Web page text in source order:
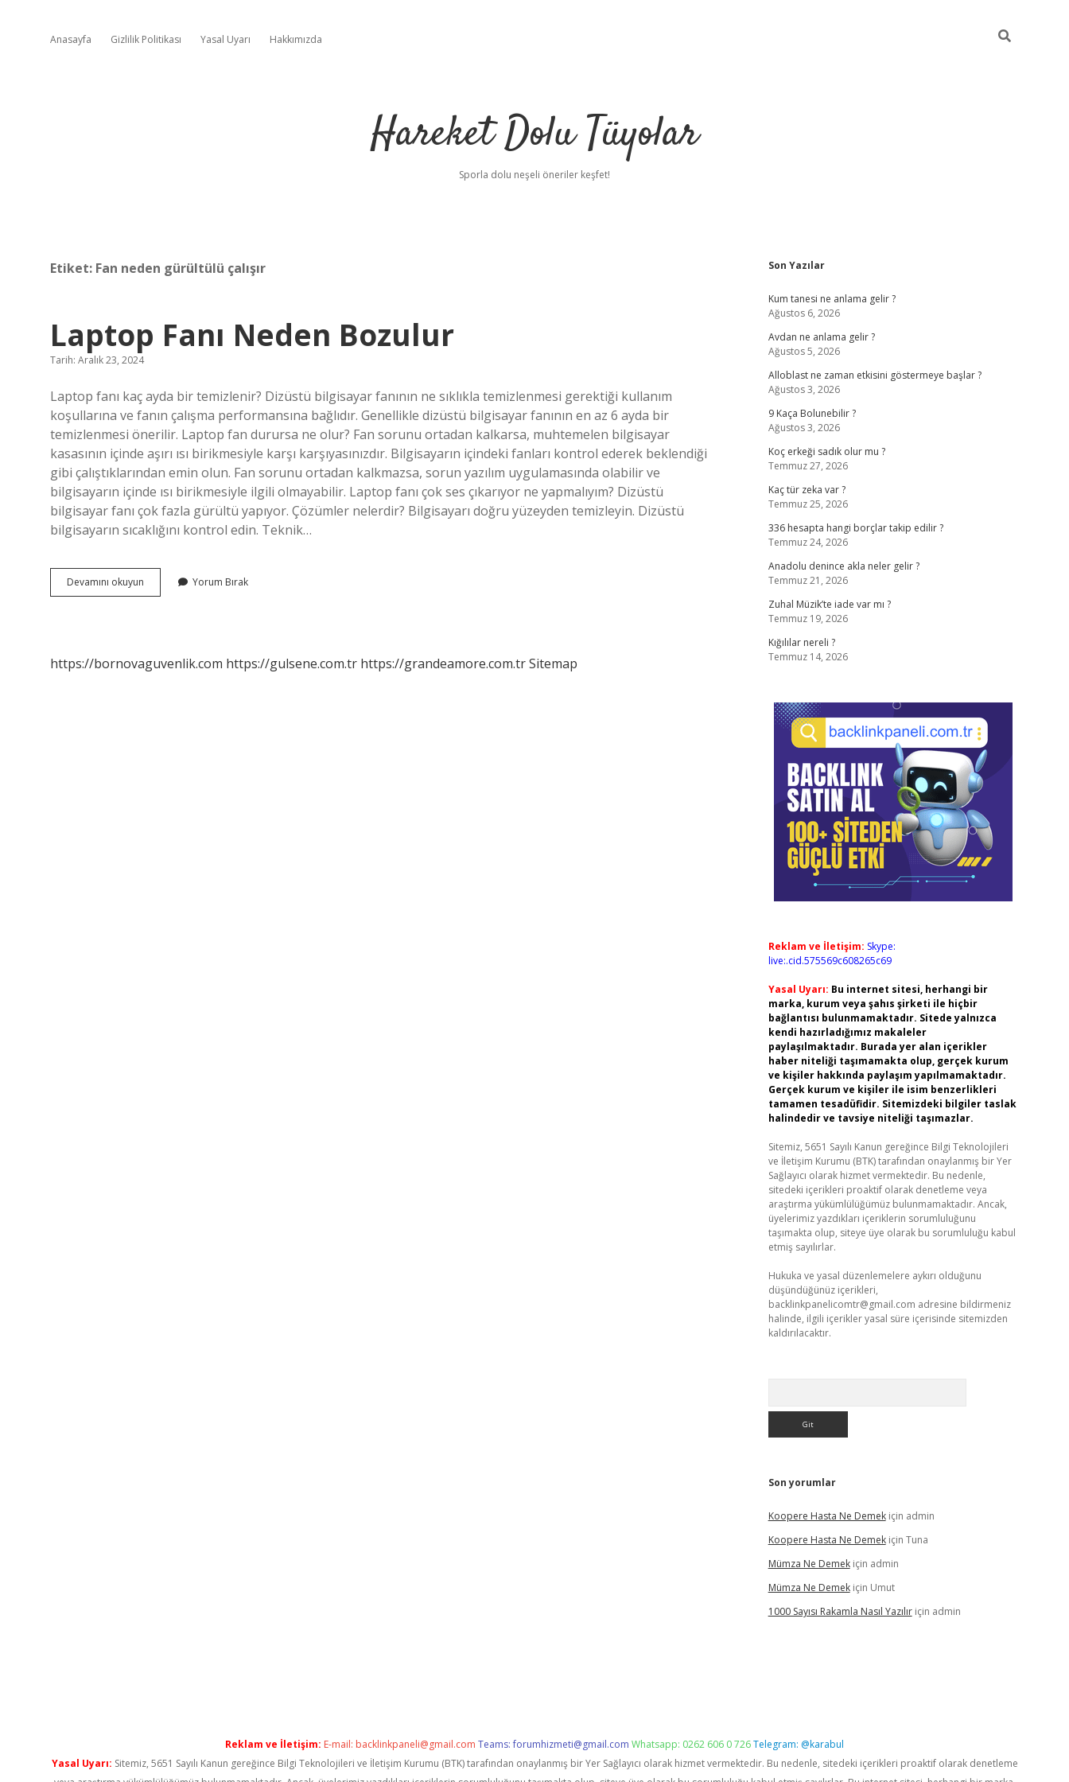
Anasayfa Gizlilik Politikası Yasal Uyarı Hakkımızda
Hareket Dolu Tüyolar
Sporla dolu neşeli öneriler keşfet!
Etiket: Fan neden gürültülü çalışır
Laptop Fanı Neden Bozulur
Tarih: Aralık 23, 2024
Laptop fanı kaç ayda bir temizlenir? Dizüstü bilgisayar fanının ne sıklıkla temizlenmesi gerektiği kullanım
koşullarına ve fanın çalışma performansına bağlıdır. Genellikle dizüstü bilgisayar fanının en az 6 ayda bir
temizlenmesi önerilir. Laptop fan durursa ne olur? Fan sorunu ortadan kalkarsa, muhtemelen bilgisayar
kasasının içinde aşırı ısı birikmesiyle karşı karşıyasınızdır. Bilgisayarın içindeki fanları kontrol ederek beklendiği
gibi çalıştıklarından emin olun. Fan sorunu ortadan kalkmazsa, sorun yazılım uygulamasında olabilir ve
bilgisayarın içinde ısı birikmesiyle ilgili olmayabilir. Laptop fanı çok ses çıkarıyor ne yapmalıyım? Dizüstü
bilgisayar fanı çok fazla gürültü yapıyor. Çözümler nelerdir? Bilgisayarı doğru yüzeyden temizleyin. Dizüstü
bilgisayarın sıcaklığını kontrol edin. Teknik…
Devamını okuyun
Fanı
Yorum Bırak
https://bornovaguvenlik.com https://gulsene.com.tr https://grandeamore.com.trSitemap
Sidebar
Son Yazılar
Kum tanesi ne anlama gelir ?
Ağustos 6, 2026
Avdan ne anlama gelir ?
Ağustos 5, 2026
Alloblast ne zaman etkisini göstermeye başlar ?
Ağustos 3, 2026
9 Kaça Bolunebilir ?
Ağustos 3, 2026
Koç erkeği sadık olur mu ?
Temmuz 27, 2026
Kaç tür zeka var ?
Temmuz 25, 2026
336 hesapta hangi borçlar takip edilir ?
Temmuz 24, 2026
Anadolu denince akla neler gelir ?
Temmuz 21, 2026
Zuhal Müzik’te iade var mı ?
Temmuz 19, 2026
Kığılılar nereli ?
Temmuz 14, 2026
Reklam ve İletişim: Skype:
live:.cid.575569c608265c69
Yasal Uyarı: Bu internet sitesi, herhangi bir
marka, kurum veya şahıs şirketi ile hiçbir
bağlantısı bulunmamaktadır. Sitede yalnızca
kendi hazırladığımız makaleler
paylaşılmaktadır. Burada yer alan içerikler
haber niteliği taşımamakta olup, gerçek kurum
ve kişiler hakkında paylaşım yapılmamaktadır.
Gerçek kurum ve kişiler ile isim benzerlikleri
tamamen tesadüfidir. Sitemizdeki bilgiler taslak
halindedir ve tavsiye niteliği taşımazlar.
Sitemiz, 5651 Sayılı Kanun gereğince Bilgi Teknolojileri
ve İletişim Kurumu (BTK) tarafından onaylanmış bir Yer
Sağlayıcı olarak hizmet vermektedir. Bu nedenle,
sitedeki içerikleri proaktif olarak denetleme veya
araştırma yükümlülüğümüz bulunmamaktadır. Ancak,
üyelerimiz yazdıkları içeriklerin sorumluluğunu
taşımakta olup, siteye üye olarak bu sorumluluğu kabul
etmiş sayılırlar.
Hukuka ve yasal düzenlemelere aykırı olduğunu
düşündüğünüz içerikleri,
backlinkpanelicomtr@gmail.com adresine bildirmeniz
halinde, ilgili içerikler yasal süre içerisinde sitemizden
kaldırılacaktır.
Son yorumlar
Koopere Hasta Ne Demekiçin admin
Koopere Hasta Ne Demekiçin Tuna
Mümza Ne Demekiçin admin
Mümza Ne Demekiçin Umut
1000 Sayısı Rakamla Nasıl Yazılıriçin admin
Reklam ve İletişim: E-mail: backlinkpaneli@gmail.com Teams:forumhizmeti@gmail.com Whatsapp: 0262 606 0 726Telegram: @karabul
Yasal Uyarı: Sitemiz, 5651 Sayılı Kanun gereğince Bilgi Teknolojileri ve İletişim Kurumu (BTK) tarafından onaylanmış bir Yer Sağlayıcı olarak hizmet vermektedir. Bu nedenle, sitedeki içerikleri proaktif olarak denetleme